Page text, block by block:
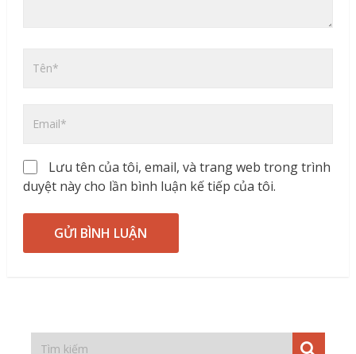
Lưu tên của tôi, email, và trang web trong trình
duyệt này cho lần bình luận kế tiếp của tôi.